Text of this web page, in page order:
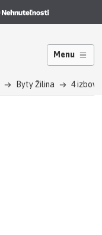
Menu
Byty Žilina 4